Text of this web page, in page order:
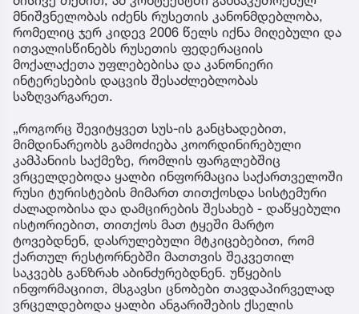
მნიშვნელობას იძენს რუსეთის კანონმდებლობა,
რომელიც ჯერ კიდევ 2006 წელს იქნა მიღებული და
ითვალისწინებს რუსეთის ფედერაციის
მოქალაქეთა უფლებებისა და კანონიერი
ინტერესების დაცვის შესაძლებლობას
საზღვარგარეთ.
„როგორც შევიტყვეთ სუს-ის განცხადებით,
მიმდინარეობს გამოძიება კოორდინირებული
კამპანიის საქმეზე, რომლის ფარგლებშიც
ვრცელდებოდა ყალბი ინფორმაცია საქართველოში
რუსი ტურისტების მიმართ თითქოსდა სისტემური
ძალადობისა და დამცირების შესახებ - დაწყებული
ისტორიებით, თითქოს მათ ტყეში მარტო
ტოვებდნენ, დასრულებული მტკიცებებით, რომ
ქართულ რესტორნებში მათთვის შეკვეთილ
საკვებს განზრახ აბინძურებდნენ. უწყების
ინფორმაციით, მსგავსი ცნობები თავდაპირველად
ვრცელდებოდა ყალბი ანგარიშების ქსელის